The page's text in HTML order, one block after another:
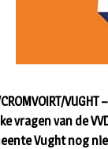
CROMVOIRT/
vragen van de
Vught nog